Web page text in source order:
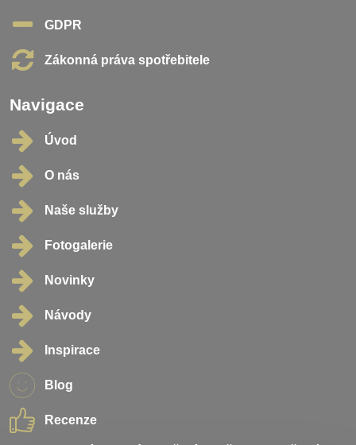
GDPR
Zákonná práva spotřebitele
Navigace
Úvod
O nás
Naše služby
Fotogalerie
Novinky
Návody
Inspirace
Blog
Recenze